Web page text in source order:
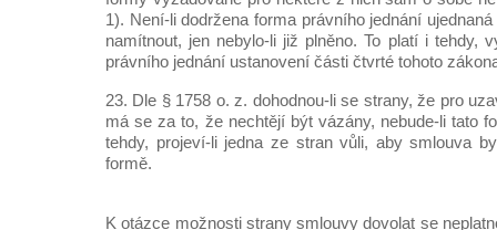
1). Není-li dodržena forma právního jednání
namítnout, jen nebylo-li již plněno. To platí i tehdy,
právního jednání ustanovení části čtvrté tohoto
23. Dle § 1758 o. z. dohodnou-li se strany, že pro
má se za to, že nechtějí být vázány, nebude-li tato
tehdy, projeví-li jedna ze stran vůli, aby smlouva
formě.
K otázce možnosti strany smlouvy dovolat se